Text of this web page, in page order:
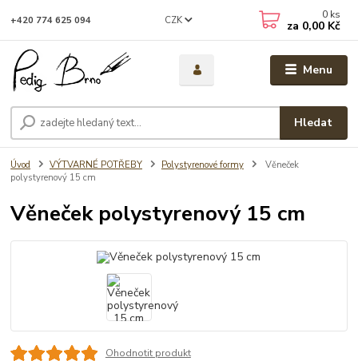
Menu
CZK
Hledat
+420 774 625 094 0 ks
za 0,00 Kč
Úvod VÝTVARNÉ POTŘEBY Polystyrenové formy
Věneček
polystyrenový 15 cm
Věneček polystyrenový 15 cm
Ohodnotit produkt